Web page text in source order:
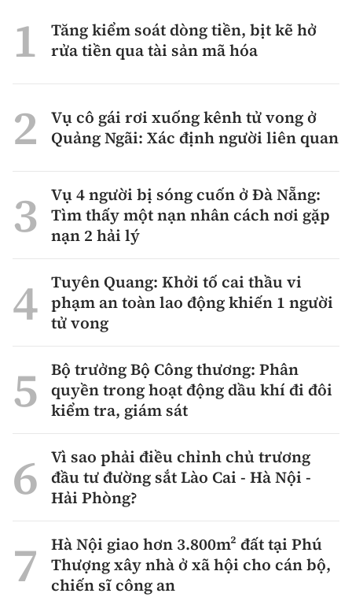
Tăng kiểm soát dòng tiền, bịt kẽ hở
rửa tiền qua tài sản mã hóa
Vụ cô gái rơi xuống kênh tử vong ở
Quảng Ngãi: Xác định người liên quan
Vụ 4 người bị sóng cuốn ở Đà Nẵng:
Tìm thấy một nạn nhân cách nơi gặp
nạn 2 hải lý
Tuyên Quang: Khởi tố cai thầu vi
phạm an toàn lao động khiến 1 người
tử vong
Bộ trưởng Bộ Công thương: Phân
quyền trong hoạt động dầu khí đi đôi
kiểm tra, giám sát
Vì sao phải điều chỉnh chủ trương
đầu tư đường sắt Lào Cai - Hà Nội -
Hải Phòng?
Hà Nội giao hơn 3.800m² đất tại Phú
Thượng xây nhà ở xã hội cho cán bộ,
chiến sĩ công an